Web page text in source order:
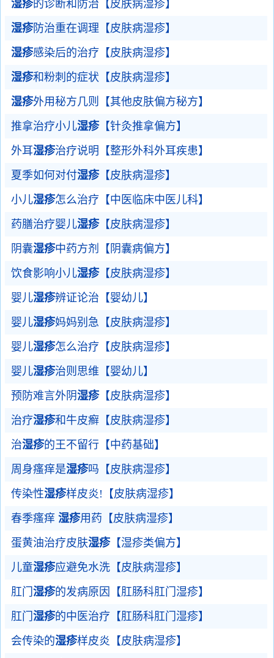
湿疹的诊断和防治【皮肤病湿疹】
湿疹防治重在调理【皮肤病湿疹】
湿疹感染后的治疗【皮肤病湿疹】
湿疹和粉刺的症状【皮肤病湿疹】
湿疹外用秘方几则【其他皮肤偏方秘方】
推拿治疗小儿湿疹【针灸推拿偏方】
外耳湿疹治疗说明【整形外科外耳疾患】
夏季如何对付湿疹【皮肤病湿疹】
小儿湿疹怎么治疗【中医临床中医儿科】
药膳治疗婴儿湿疹【皮肤病湿疹】
阴囊湿疹中药方剂【阴囊病偏方】
饮食影响小儿湿疹【皮肤病湿疹】
婴儿湿疹辨证论治【婴幼儿】
婴儿湿疹妈妈别急【皮肤病湿疹】
婴儿湿疹怎么治疗【皮肤病湿疹】
婴儿湿疹治则思维【婴幼儿】
预防难言外阴湿疹【皮肤病湿疹】
治疗湿疹和牛皮癣【皮肤病湿疹】
治湿疹的王不留行【中药基础】
周身瘙痒是湿疹吗【皮肤病湿疹】
传染性湿疹样皮炎!【皮肤病湿疹】
春季瘙痒 湿疹用药【皮肤病湿疹】
蛋黄油治疗皮肤湿疹【湿疹类偏方】
儿童湿疹应避免水洗【皮肤病湿疹】
肛门 湿疹的发病原因【肛肠科肛门湿疹】
肛门 湿疹的中医治疗【肛肠科肛门湿疹】
会传染的湿疹样皮炎【皮肤病湿疹】